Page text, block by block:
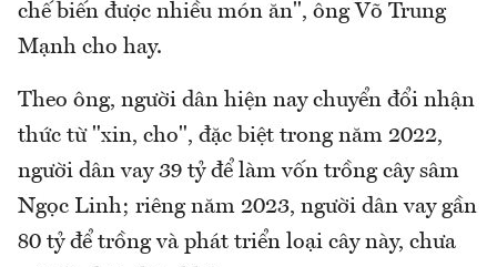
chế biến được nhiều món ăn", ông Võ Trung
Mạnh cho hay.
Theo ông, người dân hiện nay chuyển đổi nhận
thức từ "xin, cho", đặc biệt trong năm 2022,
người dân vay 39 tỷ để làm vốn trồng cây sâm
Ngọc Linh; riêng năm 2023, người dân vay gần
80 tỷ để trồng và phát triển loại cây này, chưa